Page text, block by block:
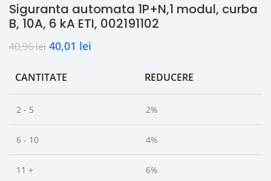
Siguranta automata 1P+N,1 modul, curba
B, 10A, 6 kA ETI, 002191102
40,96lei 40,01 lei
CANTITATE REDUCERE
2 - 5 2%
6 - 10 4%
11 + 6%